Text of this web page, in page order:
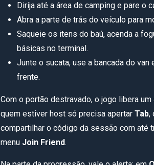
Dirija até a área de camping e pare o
Abra a parte de trás do veículo para
Saqueie os itens do baú, acenda a
básicas no terminal.
Junte o sucata, use a bancada do van
frente.
Com o portão destravado, o jogo libera
quem estiver host só precisa apertar Tab,
compartilhar o código da sessão com até
menu Join Friend.